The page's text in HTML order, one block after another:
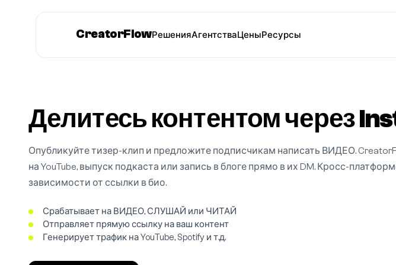
CreatorFlowРешенияАгентстваЦеныРесурсы
Делитесь контентом через
Опубликуйте тизер-клип и предложите подписчикам написать ВИДЕО.
на YouTube, выпуск подкаста или запись в блоге прямо в их DM. Кросс-
зависимости от ссылки в био.
Срабатывает на ВИДЕО, СЛУШАЙ или ЧИТАЙ
Отправляет прямую ссылку на ваш контент
Генерирует трафик на YouTube, Spotify и т.д.